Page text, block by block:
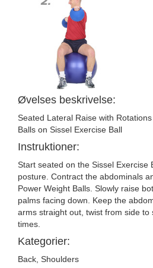
Øvelses beskrivelse:
Seated Lateral Raise with
Balls on Sissel Exercise Ball
Instruktioner:
Start seated on the Sissel Exercise
posture. Contract the abdominals
Power Weight Balls. Slowly raise
palms facing down. Keep the
arms straight out, twist from side to
times.
Kategorier:
Back, Shoulders